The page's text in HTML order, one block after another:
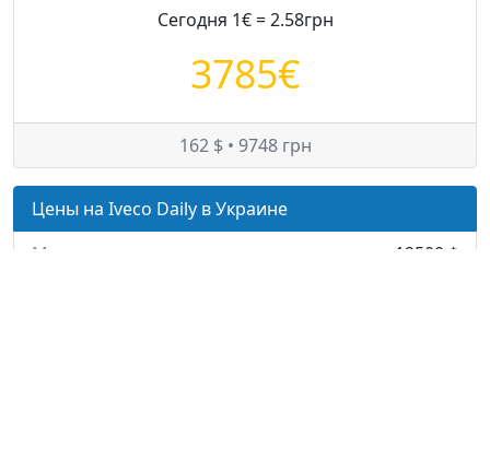
Сегодня 1€ = 2.58грн
3785€
162 $ • 9748 грн
Цены на Iveco Daily в Украине
Минимум:
12500 $